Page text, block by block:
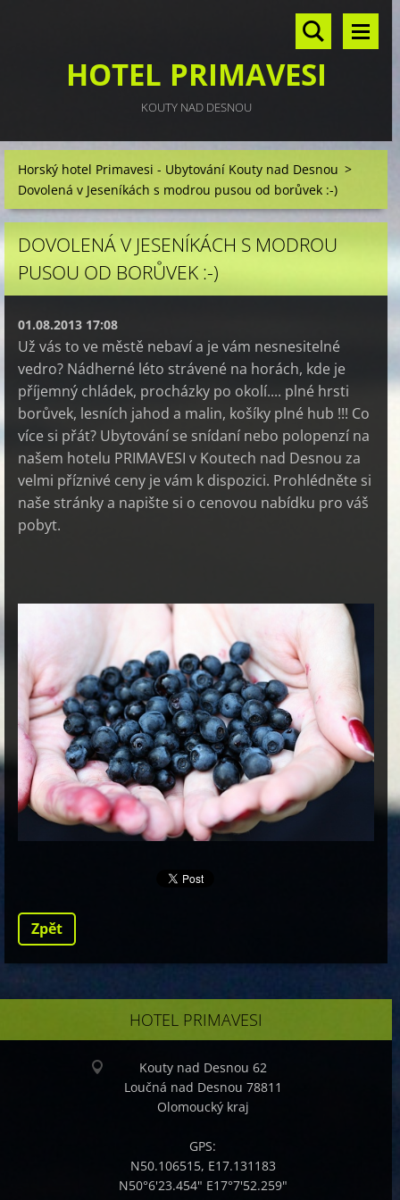
HOTEL PRIMAVESI
KOUTY NAD DESNOU
Horský hotel Primavesi - Ubytování Kouty nad Desnou >
Dovolená v Jeseníkách s modrou pusou od borůvek :-)
DOVOLENÁ V JESENÍKÁCH S MODROU
PUSOU OD BORŮVEK :-)
01.08.2013 17:08
Už vás to ve městě nebaví a je vám nesnesitelné
vedro? Nádherné léto strávené na horách, kde je
příjemný chládek, procházky po okolí.... plné hrsti
borůvek, lesních jahod a malin, košíky plné hub !!! Co
více si přát? Ubytování se snídaní nebo polopenzí na
našem hotelu PRIMAVESI v Koutech nad Desnou za
velmi příznivé ceny je vám k dispozici. Prohlédněte si
naše stránky a napište si o cenovou nabídku pro váš
pobyt.
Zpět
HOTEL PRIMAVESI
Kouty nad Desnou 62
Loučná nad Desnou 78811
Olomoucký kraj
GPS:
N50.106515, E17.131183
N50°6'23.454" E17°7'52.259"